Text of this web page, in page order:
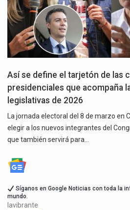
Así se define el tarjetón de las
presidenciales que acompaña
legislativas de 2026
La jornada electoral del 8 de marzo en
elegir a los nuevos integrantes del
que también servirá para…
Síganos en Google Noticias con toda la
mundo.
lavibrante